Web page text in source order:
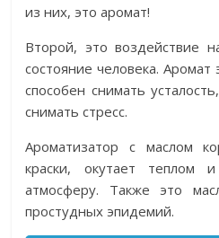
из них, это аромат!
Второй, это воздействие
состояние человека.
способен снимать
снимать стресс.
Ароматизатор с маслом
краски, окутает теплом
атмосферу. Также это
простудных эпидемий.